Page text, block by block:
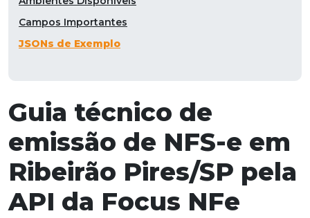
Guia técnico de
emissão de NFS-e em
Ribeirão Pires/SP pela
API da Focus NFe
Campos Importantes
JSONs de Exemplo